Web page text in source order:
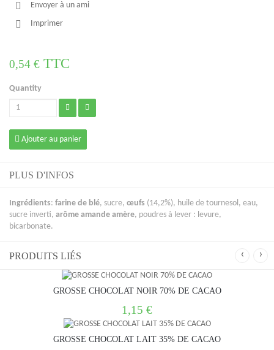
Envoyer à un ami
Imprimer
0,54 € TTC
Quantity
Ajouter au panier
PLUS D'INFOS
Ingrédients: farine de blé, sucre, œufs (14,2%), huile de tournesol, eau,
sucre inverti, arôme amande amère, poudres à lever : levure,
bicarbonate.
PRODUITS LIÉS ‹ ›
GROSSE CHOCOLAT NOIR 70% DE CACAO
1,15 €
GROSSE CHOCOLAT LAIT 35% DE CACAO